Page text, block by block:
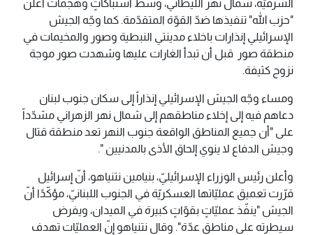
الشرقيّة، شمال نهر الليطاني، وسط اشتباكاتٍ وهجمات أعلن
"حزب الله" تنفيذها ضدّ القوّة المتقدّمة. كما وجّه الجيش
الإسرائيلي إنذارات باخلاء مدينتي النبطية وصور والمخيمات في
منطقة صور قبل أن تبدأ الغارات عليها وشهدت صور موجة
نزوح كثيفة.
ومساء وجّه الجيش الإسرائيلي إنذاراً إلى سكان جنوب لبنان
دعاهم فيه إلى إخلاء مناطقهم إلى شمال نهر الزهراني مشدّداً
على "أن جميع المناطق الواقعة جنوب النهر تعد منطقة قتال
وجيش الدفاع لا ينوي إلحاق الأذى بالمدنيين ".
وأعلن رئيس الوزراء الإسرائيليّ، بنيامين نتنياهو، أنّ إسرائيل
قرّرت تعميق عمليّاتها العسكريّة في الجنوب اللبنانيّ، مؤكّدًا أنّ
الجيش "ينفّذ عمليّاتٍ بقوّاتٍ كبيرة في الميدان، ويفرض
سيطرته على مناطق عدّة". وقال نتنياهو إنّ العمليّات تهدف